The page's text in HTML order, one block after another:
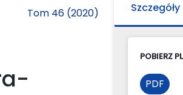
Tom 46 (2020) Szczegóły
POBIERZ
PDF